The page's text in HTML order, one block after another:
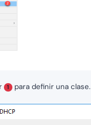
1 para definir una clase.